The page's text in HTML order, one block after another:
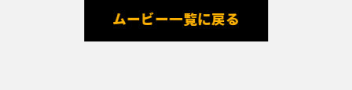
ムービー一覧に戻る